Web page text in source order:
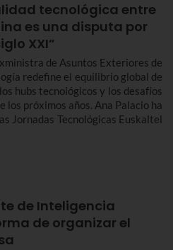
tecnológica entre
es una disputa por
XXI”
de Asuntos Exteriores de
redefine el equilibrio global de
hubs tecnológicos y los desafíos
los próximos años. Ana Palacio ha
Jornadas Tecnológicas Euskaltel
de Inteligencia
de organizar el